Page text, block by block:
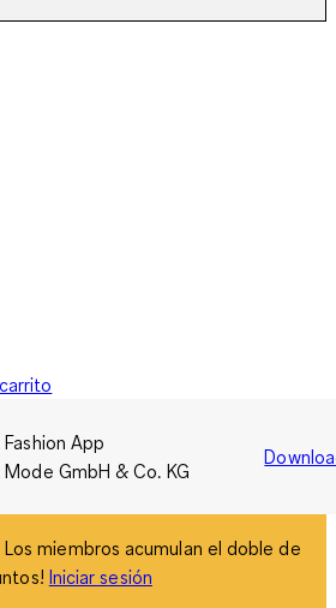
App
GmbH & Co. KG
miembros acumulan el doble de
Iniciar sesión